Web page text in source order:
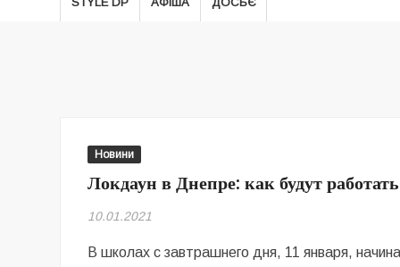
Новини
Локдаун в Днепре: как будут
10.01.2021
В школах с завтрашнего дня, 11 января,